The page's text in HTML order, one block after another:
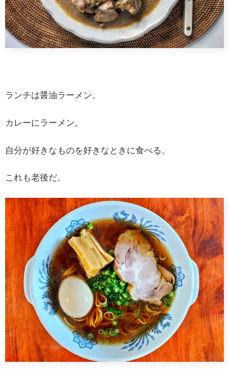
ランチは醤油ラーメン。
カレーにラーメン。
自分が好きなものを好きなときに食べる。
これも老後だ。